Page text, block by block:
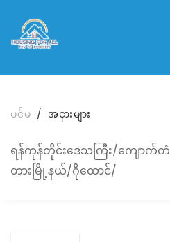
ပင်မ အငှားများ
ရန်ကုန်တိုင်းဒေသကြီး/ကျောက်တံ
တားမြို့နယ်/ဂိုထောင်/